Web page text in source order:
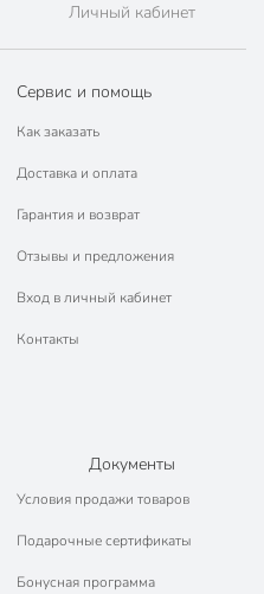
Личный кабинет
Сервис и помощь
Как заказать
Доставка и оплата
Гарантия и возврат
Отзывы и предложения
Вход в личный кабинет
Контакты
Документы
Условия продажи товаров
Подарочные сертификаты
Бонусная программа